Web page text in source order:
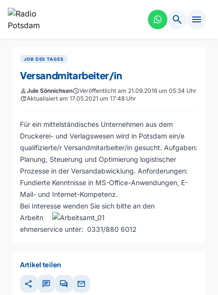
search menu
JOB DES TAGES
Versandmitarbeiter/in
personJule SönnichsenscheduleVeröffentlicht am 21.09.2016 um 05:34 Uhr
updateAktualisiert am 17.05.2021 um 17:48 Uhr
Für ein mittelständisches Unternehmen aus dem
Druckerei- und Verlagswesen wird in Potsdam ein/e
qualifizierte/r Versandmitarbeiter/in gesucht. Aufgaben:
Planung, Steuerung und Optimierung logistischer
Prozesse in der Versandabwicklung. Anforderungen:
Fundierte Kenntnisse in MS-Office-Anwendungen, E-
Mail- und Internet-Kompetenz.
Bei Interesse wenden Sie sich bitte an den
Arbeitn
ehmerservice unter: 0331/880 6012
Artikel teilen
share chat forum mail